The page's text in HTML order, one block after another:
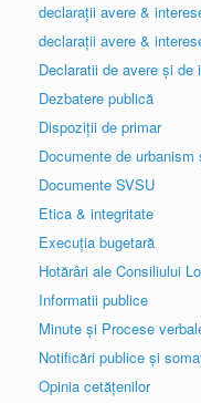
declarații avere &
declarații avere &
Declaratii de avere și de
Dezbatere publică
Dispoziții de primar
Documente de
Documente SVSU
Etica & integritate
Execuția bugetară
Hotărâri ale Consiliului
Informatii publice
Minute și Procese
Notificări publice și
Opinia cetățenilor